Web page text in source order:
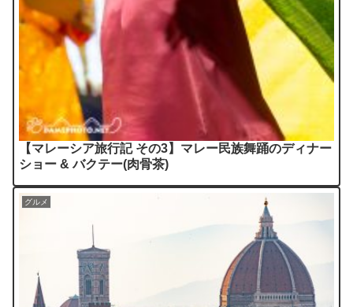
【マレーシア旅行記 その3】マレー民族舞踊のディナー
ショー & バクテー(肉骨茶)
グルメ